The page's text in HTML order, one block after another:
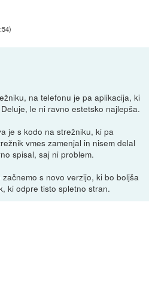
)
na telefonu je pa aplikacija, ki
le ni ravno estetsko najlepša.
je s kodo na strežniku, ki pa
vmes zamenjal in nisem delal
spisal, saj ni problem.
s novo verzijo, ki bo boljša
ki odpre tisto spletno stran.